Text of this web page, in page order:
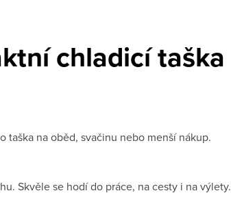
chladicí taška
taška na oběd, svačinu nebo menší nákup.
Skvěle se hodí do práce, na cesty i na výlety.